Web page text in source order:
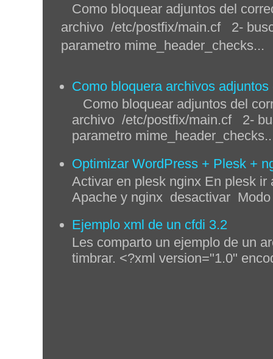
Como bloquear adjuntos del
archivo /etc/postfix/main.cf 2-
parametro mime_header_checks...
Como bloquera archivos
Como bloquear adjuntos del
archivo /etc/postfix/main.cf 2-
parametro
Optimizar WordPress + Plesk +
Activar en plesk nginx En plesk
Apache y nginx desactivar Modo
Ejemplo xml de un cfdi 3.2
Les comparto un ejemplo de un
timbrar. <?xml version="1.0"